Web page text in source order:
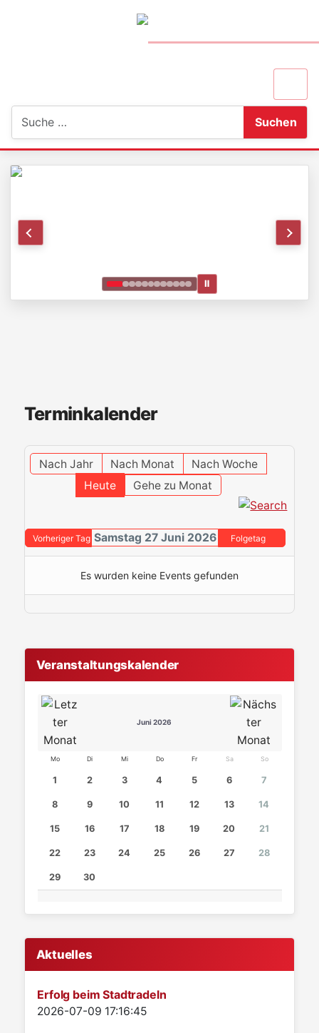
Suchen
Ⅱ
Terminkalender
Nach Jahr Nach Monat
Nach Woche
Heute
Gehe zu Monat
Vorheriger Tag Samstag 27 Juni 2026 Folgetag
Es wurden keine Events gefunden
Veranstaltungskalender
Juni 2026
Mo Di Mi Do Fr Sa So
1 2 3 4 5 6 7
8 9 10 11 12 13 14
15 16 17 18 19 20 21
22 23 24 25 26 27 28
29 30
Aktuelles
Erfolg beim Stadtradeln
Details
2026-07-09 17:16:45